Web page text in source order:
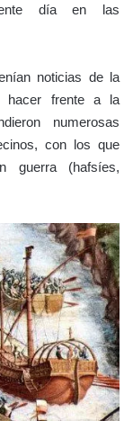
día en las
noticias de la
hacer frente a la
numerosas
con los que
guerra (hafsíes,